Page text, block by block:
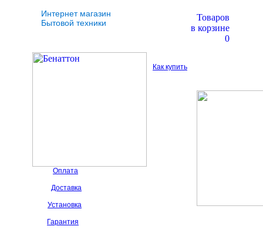
Интернет магазин
Бытовой техники
Товаров
в корзине
0
Как купить
Оплата
Доставка
Установка
Гарантия